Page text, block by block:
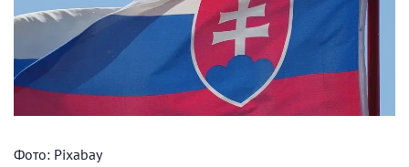
Фото: Pixabay